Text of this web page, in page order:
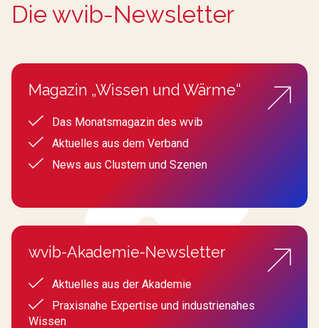
Die wvib-Newsletter
Magazin „Wissen und Wärme“
Das Monatsmagazin des wvib
Aktuelles aus dem Verband
News aus Clustern und Szenen
wvib-Akademie-Newsletter
Aktuelles aus der Akademie
Praxisnahe Expertise und industrienahes
Wissen